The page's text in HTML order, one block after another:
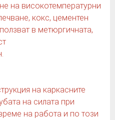
на високотемпературни
кокс, цементен
в метюргичната,
на каркасните
на силата при
на работа и по този